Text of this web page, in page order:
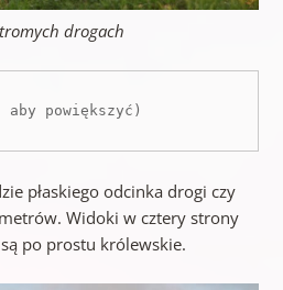
drogach
powiększyć)
płaskiego odcinka drogi czy
Widoki w cztery strony
po prostu królewskie.